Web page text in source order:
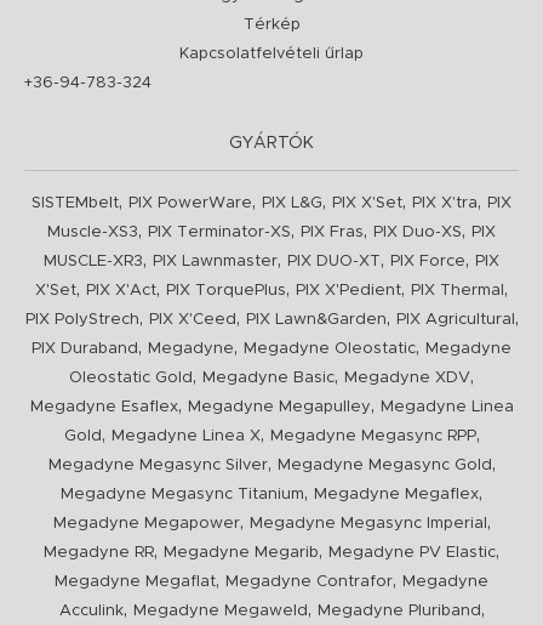
Térkép
Kapcsolatfelvételi űrlap
+36-94-783-324
GYÁRTÓK
SISTEMbelt, PIX PowerWare, PIX L&G, PIX X'Set, PIX X'tra,
PIX
Muscle-XS3, PIX Terminator-XS, PIX Fras, PIX Duo-XS,
PIX
MUSCLE-XR3, PIX Lawnmaster, PIX DUO-XT , PIX Force,
PIX
X'Set, PIX X'Act, PIX TorquePlus, PIX X'Pedient, PIX Thermal ,
PIX PolyStrech, PIX X'Ceed , PIX Lawn&Garden, PIX Agricultural ,
PIX Duraband , Megadyne, Megadyne Oleostatic,
Megadyne
Oleostatic Gold , Megadyne Basic, Megadyne XDV,
Megadyne Esaflex, Megadyne Megapulley,
Megadyne Linea
Gold , Megadyne Linea X, Megadyne Megasync RPP,
Megadyne Megasync Silver, Megadyne Megasync Gold ,
Megadyne Megasync Titanium, Megadyne Megaflex,
Megadyne Megapower, Megadyne Megasync Imperial ,
Megadyne RR, Megadyne Megarib, Megadyne PV Elastic,
Megadyne Megaflat, Megadyne Contrafor,
Megadyne
Acculink, Megadyne Megaweld , Megadyne Pluriband ,